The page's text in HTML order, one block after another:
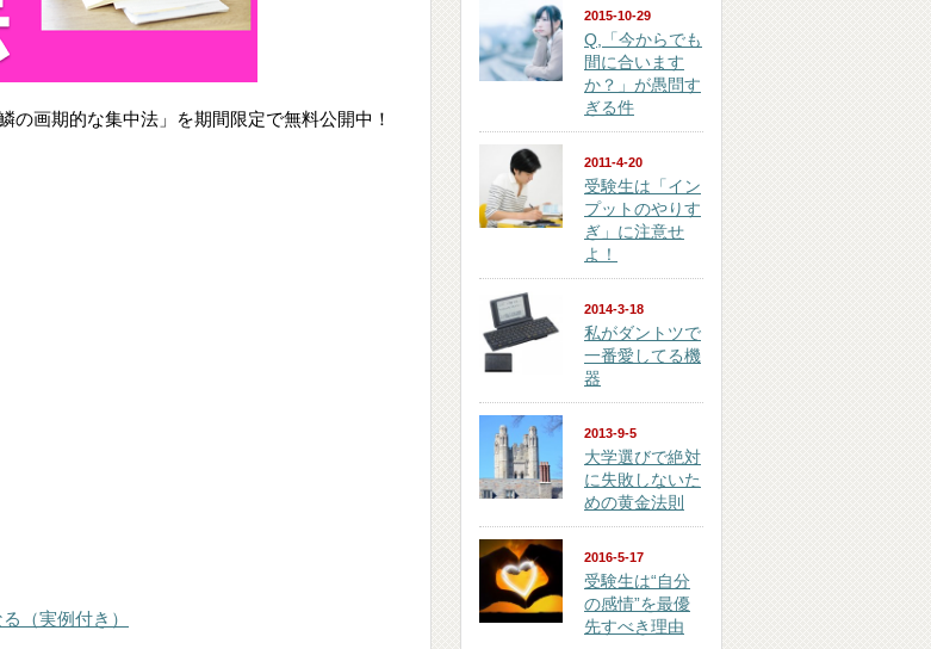
の画期的な集中法」を期間限定で無料公開中！
（実例付き）
2015-10-29
Q,「今からでも
間に合います
か？」が愚問す
ぎる件
2011-4-20
受験生は「イン
プットのやりす
ぎ」に注意せ
よ！
2014-3-18
私がダントツで
一番愛してる機
器
2013-9-5
大学選びで絶対
に失敗しないた
めの黄金法則
2016-5-17
受験生は“自分
の感情”を最優
先すべき理由